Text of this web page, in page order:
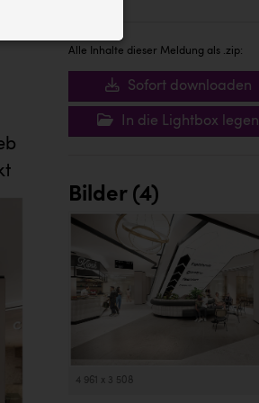
Alle Inhalte dieser Meldung als .zip:
Sofort downloaden
In die Lightbox legen
Bilder (4)
4 961 x 3 508
Website